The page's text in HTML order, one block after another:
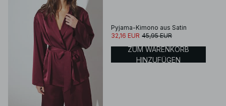
Pyjama-Kimono aus Satin
32,16 EUR 45,95 EUR
ZUM WARENKORB
HINZUFÜGEN